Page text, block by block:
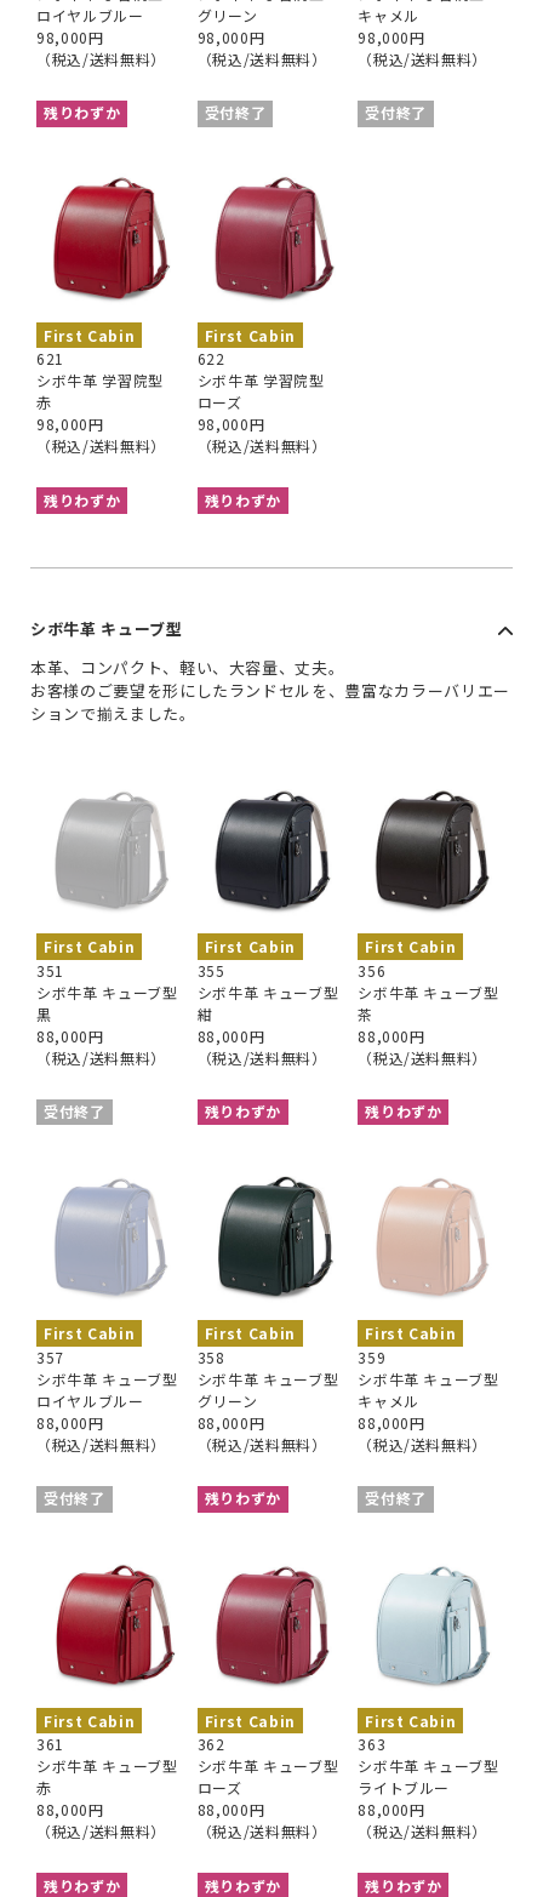
ロイヤルブルー
98,000円
（税込/送料無料）
残りわずか
グリーン
98,000円
（税込/送料無料）
受付終了
キャメル
98,000円
（税込/送料無料）
受付終了
First Cabin
621
シボ牛革 学習院型
赤
98,000円
（税込/送料無料）
残りわずか
First Cabin
622
シボ牛革 学習院型
ローズ
98,000円
（税込/送料無料）
残りわずか
シボ牛革 キューブ型
本革、コンパクト、軽い、大容量、丈夫。
お客様のご要望を形にしたランドセルを、豊富なカラーバリエー
ションで揃えました。
First Cabin
351
シボ牛革 キューブ型
黒
88,000円
（税込/送料無料）
受付終了
First Cabin
355
シボ牛革 キューブ型
紺
88,000円
（税込/送料無料）
残りわずか
First Cabin
356
シボ牛革 キューブ型
茶
88,000円
（税込/送料無料）
残りわずか
First Cabin
357
シボ牛革 キューブ型
ロイヤルブルー
88,000円
（税込/送料無料）
受付終了
First Cabin
358
シボ牛革 キューブ型
グリーン
88,000円
（税込/送料無料）
残りわずか
First Cabin
359
シボ牛革 キューブ型
キャメル
88,000円
（税込/送料無料）
受付終了
First Cabin
361
シボ牛革 キューブ型
赤
88,000円
（税込/送料無料）
残りわずか
First Cabin
362
シボ牛革 キューブ型
ローズ
88,000円
（税込/送料無料）
残りわずか
First Cabin
363
シボ牛革 キューブ型
ライトブルー
88,000円
（税込/送料無料）
残りわずか